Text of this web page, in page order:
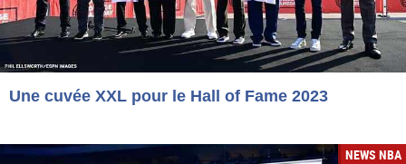
Une cuvée XXL pour le Hall of Fame 2023
NEWS NBA